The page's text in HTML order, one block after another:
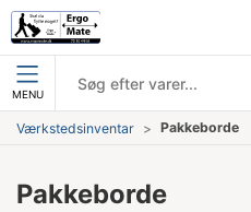
MENU
Værkstedsinventar Pakkeborde
Pakkeborde